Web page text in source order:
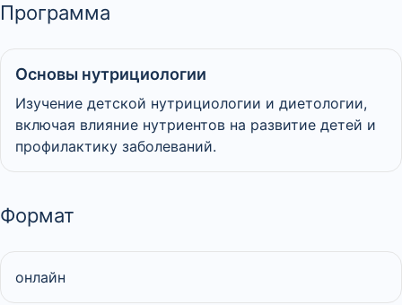
Программа
Основы нутрициологии
Изучение детской нутрициологии и диетологии,
включая влияние нутриентов на развитие детей и
профилактику заболеваний.
Формат
онлайн